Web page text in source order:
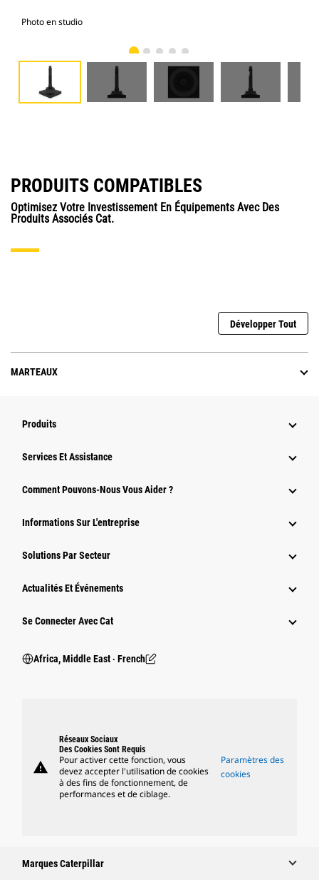
Photo en studio
PRODUITS COMPATIBLES
Optimisez Votre Investissement En Équipements Avec Des
Produits Associés Cat.
Développer Tout
MARTEAUX
Produits
Services Et Assistance
Comment Pouvons-Nous Vous Aider ?
Informations Sur L'entreprise
Solutions Par Secteur
Actualités Et Événements
Se Connecter Avec Cat
Africa, Middle East ‧ French
warning
Réseaux Sociaux
Des Cookies Sont Requis
Pour activer cette fonction, vous
devez accepter l'utilisation de cookies
à des fins de fonctionnement, de
performances et de ciblage.
Paramètres des
cookies
Marques Caterpillar